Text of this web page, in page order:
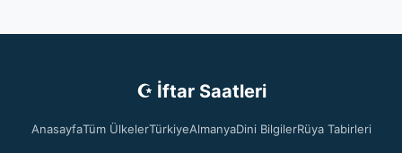
☪ İftar Saatleri
AnasayfaTüm ÜlkelerTürkiyeAlmanyaDini BilgilerRüya Tabirleri